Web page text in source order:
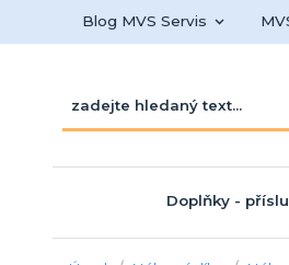
Blog MVS Servis
Doplňky -